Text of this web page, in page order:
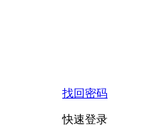
找回密码
快速登录